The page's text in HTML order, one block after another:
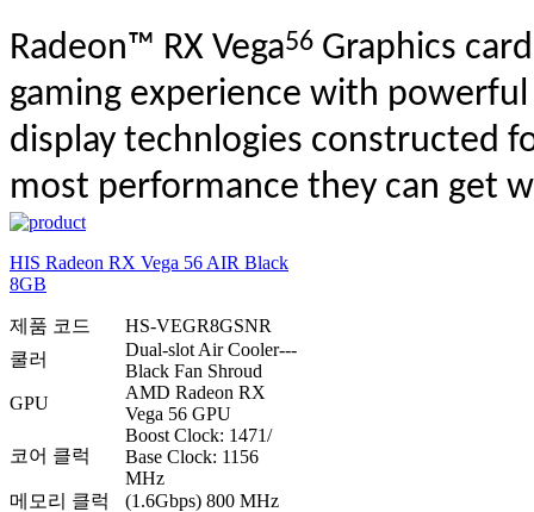
Radeon™ RX Vega56 Graphics
gaming experience with
display technlogies constructed
most performance they can get
HIS Radeon RX Vega 56 AIR Black
8GB
제품 코드
HS-VEGR8GSNR
쿨러
Dual-slot Air Cooler---
Black Fan Shroud
GPU
AMD Radeon RX
Vega 56 GPU
코어 클럭
Boost Clock: 1471/
Base Clock: 1156
MHz
메모리 클럭
(1.6Gbps) 800 MHz